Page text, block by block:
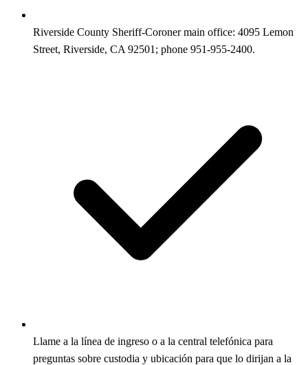
Riverside County Sheriff‑Coroner main office: 4095 Lemon
Street, Riverside, CA 92501; phone 951-955-2400.
Llame a la línea de ingreso o a la central telefónica para
preguntas sobre custodia y ubicación para que lo dirijan a la